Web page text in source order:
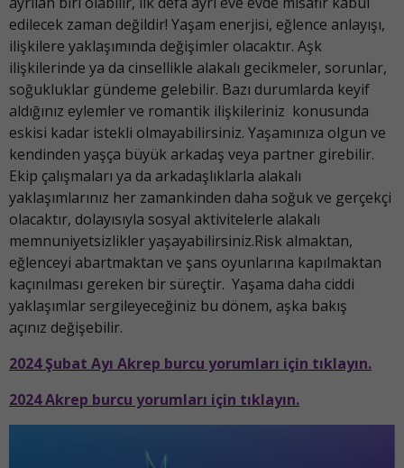
edilecek zaman değildir! Yaşam enerjisi, eğlence anlayışı,
ilişkilere yaklaşımında değişimler olacaktır. Aşk
ilişkilerinde ya da cinsellikle alakalı gecikmeler, sorunlar,
soğukluklar gündeme gelebilir. Bazı durumlarda keyif
aldığınız eylemler ve romantik ilişkileriniz konusunda
eskisi kadar istekli olmayabilirsiniz. Yaşamınıza olgun ve
kendinden yaşça büyük arkadaş veya partner girebilir.
Ekip çalışmaları ya da arkadaşlıklarla alakalı
yaklaşımlarınız her zamankinden daha soğuk ve gerçekçi
olacaktır, dolayısıyla sosyal aktivitelerle alakalı
memnuniyetsizlikler yaşayabilirsiniz.Risk almaktan,
eğlenceyi abartmaktan ve şans oyunlarına kapılmaktan
kaçınılması gereken bir süreçtir. Yaşama daha ciddi
yaklaşımlar sergileyeceğiniz bu dönem, aşka bakış
açınız değişebilir.
2024 Şubat Ayı Akrep burcu yorumları için tıklayın.
2024 Akrep burcu yorumları için tıklayın.